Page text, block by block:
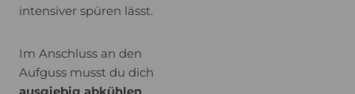
intensiver spüren lässt.
Im Anschluss an den
Aufguss musst du dich